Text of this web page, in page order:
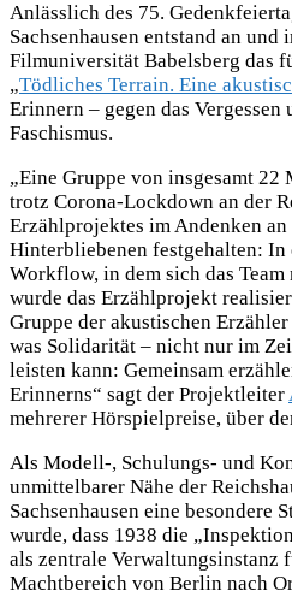
Anlässlich des 75.
Sachsenhausen entstand an und
Filmuniversität Babelsberg das
„Tödliches Terrain. Eine
Erinnern – gegen das Vergessen
Faschismus.
„Eine Gruppe von insgesamt 22
trotz Corona-Lockdown an der
Erzählprojektes im Andenken
Hinterbliebenen festgehalten:
Workflow, in dem sich das
wurde das Erzählprojekt
Gruppe der akustischen
was Solidarität – nicht nur im
leisten kann: Gemeinsam
Erinnerns“ sagt der Projektleiter
mehrerer Hörspielpreise, über
Als Modell-, Schulungs- und
unmittelbarer Nähe der
Sachsenhausen eine besondere
wurde, dass 1938 die
als zentrale Verwaltungsinstanz
Machtbereich von Berlin nach